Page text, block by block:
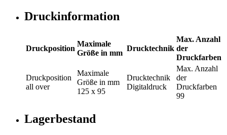
Druckinformation
Druckposition
Maximale
Größe in mm
Drucktechnik
Max. Anzahl
der
Druckfarben
Druckposition
all over
Maximale
Größe in mm
125 x 95
Drucktechnik
Digitaldruck
Max. Anzahl
der
Druckfarben
99
Lagerbestand